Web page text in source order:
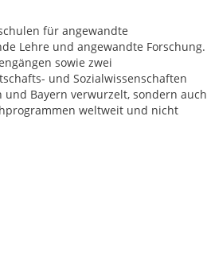
für angewandte
Lehre und angewandte Forschung.
sowie zwei
und Sozialwissenschaften
Bayern verwurzelt, sondern auch
weltweit und nicht